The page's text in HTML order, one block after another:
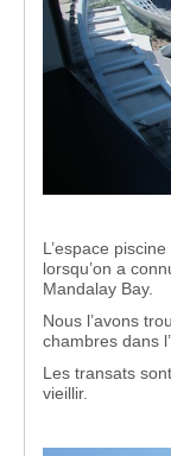
L’espace
lorsqu’on a
Mandalay Bay.
Nous l’avons
chambres dans
Les transats
vieillir.